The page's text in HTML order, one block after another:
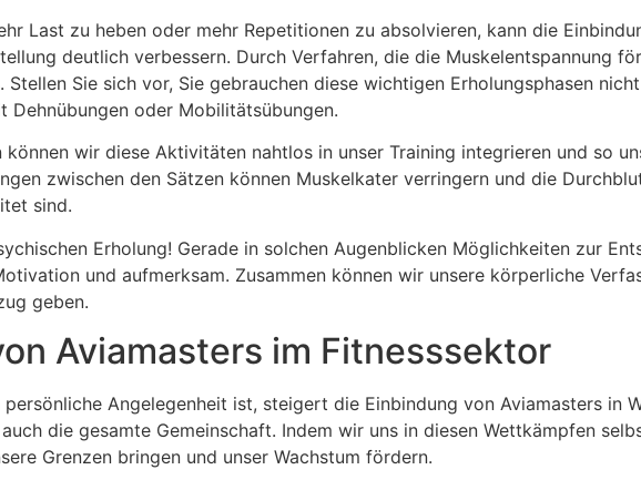
Last zu heben oder mehr Repetitionen zu absolvieren, kann die
deutlich verbessern. Durch Verfahren, die die Muskelentspannung
Sie sich vor, Sie gebrauchen diese wichtigen Erholungsphasen
Dehnübungen oder Mobilitätsübungen.
wir diese Aktivitäten nahtlos in unser Training integrieren und so
zwischen den Sätzen können Muskelkater verringern und die
sind.
Erholung! Gerade in solchen Augenblicken Möglichkeiten zur
und aufmerksam. Zusammen können wir unsere körperliche
geben.
Aviamasters im Fitnesssektor
Angelegenheit ist, steigert die Einbindung von Aviamasters in
die gesamte Gemeinschaft. Indem wir uns in diesen Wettkämpfen
Grenzen bringen und unser Wachstum fördern.